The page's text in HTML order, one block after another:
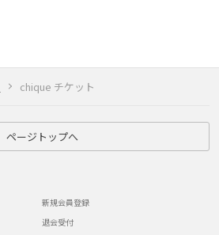
chique チケット
ページトップへ
新規会員登録
退会受付